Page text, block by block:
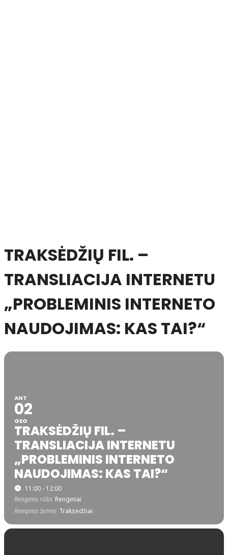
TRAKSĖDŽIŲ FIL. –
TRANSLIACIJA INTERNETU
„PROBLEMINIS INTERNETO
NAUDOJIMAS: KAS TAI?“
ANT
02
GEG
TRAKSĖDŽIŲ FIL. –
TRANSLIACIJA INTERNETU
„PROBLEMINIS INTERNETO
NAUDOJIMAS: KAS TAI?“
11:00 - 12:00
Renginio rūšis Renginiai
Renginio žymės Traksėdžiai